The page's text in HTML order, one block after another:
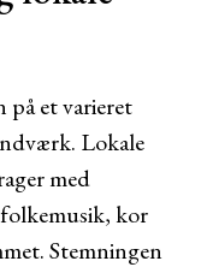
på et varieret
Lokale
med
kor
Stemningen